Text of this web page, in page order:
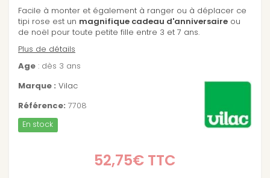
Facile à monter et également à ranger ou à déplacer ce
tipi rose est un magnifique cadeau d'anniversaire ou
de noël pour toute petite fille entre 3 et 7 ans.
Plus de détails
Age : dès 3 ans
Marque : Vilac
Référence: 7708
En stock
52,75€ TTC